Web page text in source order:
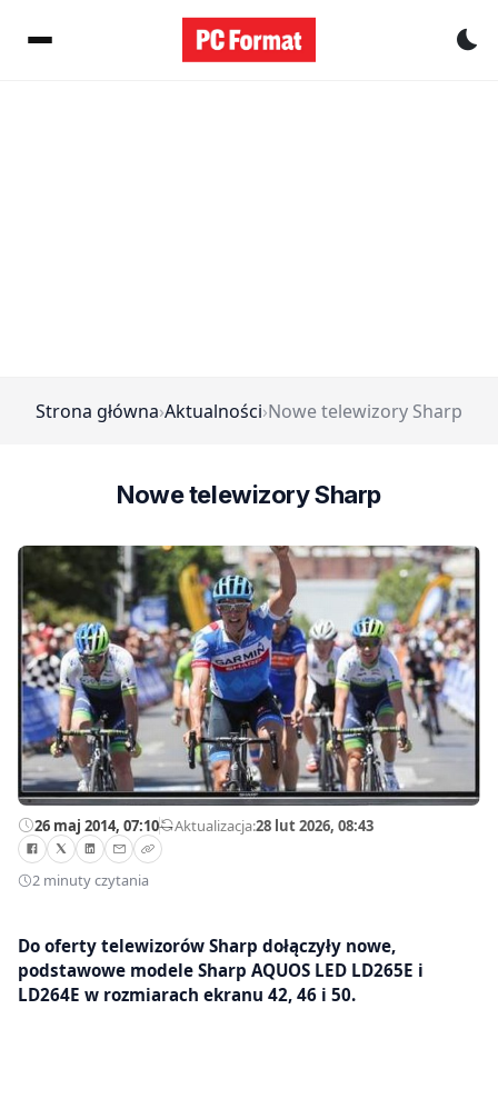
Strona główna›Aktualności›Nowe telewizory Sharp
Nowe telewizory Sharp
26 maj 2014, 07:10—Aktualizacja:28 lut 2026, 08:43
2 minuty czytania
Do oferty telewizorów Sharp dołączyły nowe,
podstawowe modele Sharp AQUOS LED LD265E i
LD264E w rozmiarach ekranu 42, 46 i 50.